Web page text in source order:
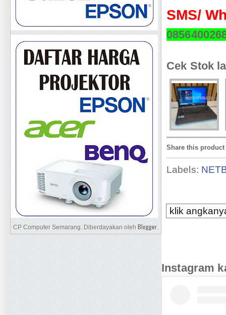
SMS/
Cek Stok
Share this product
Labels:
klik
Instagram
CP Computer Semarang. Diberdayakan oleh Blogger.